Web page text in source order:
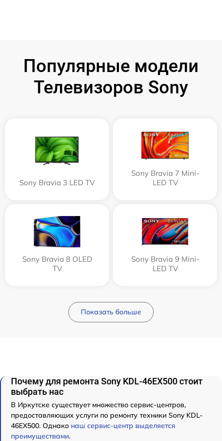
Популярные модели
Телевизоров Sony
Sony Bravia 3 LED TV
Sony Bravia 7 Mini-
LED TV
Sony Bravia 8 OLED
TV
Sony Bravia 9 Mini-
LED TV
Показать больше
Почему для ремонта Sony KDL-46EX500 стоит
выбрать нас
В Иркутске существует множество сервис-центров,
предоставляющих услуги по ремонту техники Sony KDL-
46EX500. Однако наш сервис-центр выделяется
преимуществами.